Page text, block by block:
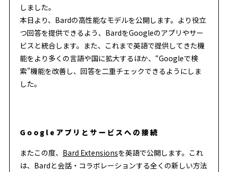
しました。
本日より、Bardの高性能なモデルを公開します。より役立
つ回答を提供できるよう、BardをGoogleのアプリやサー
ビスと統合します。また、これまで英語で提供してきた機
能をより多くの言語や国に拡大するほか、“Googleで検
索”機能を改善し、回答を二重チェックできるようにしま
した。
Googleアプリとサービスへの接続
またこの度、 Bard Extensionsを英語で公開します。これ
は、Bardと会話・コラボレーションする全くの新しい方法